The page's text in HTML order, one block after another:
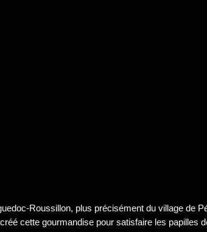
Roussillon, plus précisément du village de
cette gourmandise pour satisfaire les papilles